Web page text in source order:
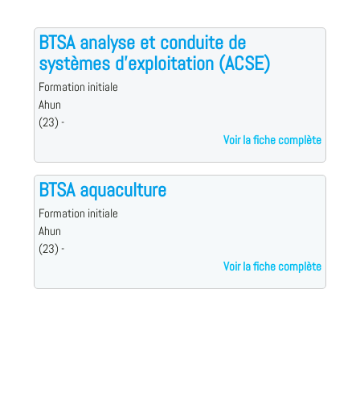
BTSA analyse et conduite de
systèmes d'exploitation (ACSE)
Formation initiale
Ahun
(23) -
Voir la fiche complète
BTSA aquaculture
Formation initiale
Ahun
(23) -
Voir la fiche complète